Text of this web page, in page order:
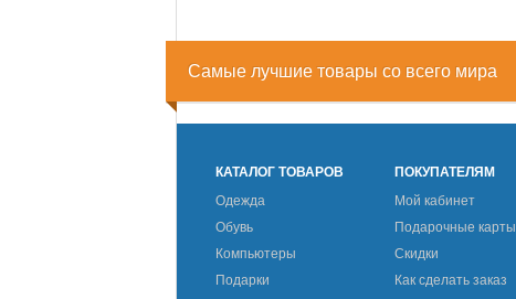
Самые лучшие товары со всего мира
КАТАЛОГ ТОВАРОВ
Одежда
Обувь
Компьютеры
Подарки
ПОКУПАТЕЛЯМ
Мой кабинет
Подарочные карты
Скидки
Как сделать заказ